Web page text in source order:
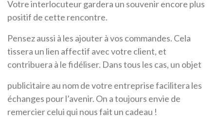
Votre interlocuteur gardera un souvenir encore plus
positif de cette rencontre.
Pensez aussi à les ajouter à vos commandes. Cela
tissera un lien affectif avec votre client, et
contribuera à le fidéliser. Dans tous les cas, un objet
publicitaire au nom de votre entreprise facilitera les
échanges pour l’avenir. On a toujours envie de
remercier celui qui nous fait un cadeau !